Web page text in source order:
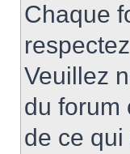
Chaque
Veuillez
du forum
de ce qui